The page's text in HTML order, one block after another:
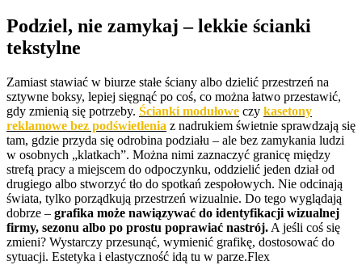
Podziel, nie zamykaj – lekkie ścianki
tekstylne
Zamiast stawiać w biurze stałe ściany albo dzielić przestrzeń na
sztywne boksy, lepiej sięgnąć po coś, co można łatwo przestawić,
gdy zmienią się potrzeby. Ścianki modułowe czy kasetony
reklamowe bez podświetlenia z nadrukiem świetnie sprawdzają się
tam, gdzie przyda się odrobina podziału – ale bez zamykania ludzi
w osobnych „klatkach”. Można nimi zaznaczyć granicę między
strefą pracy a miejscem do odpoczynku, oddzielić jeden dział od
drugiego albo stworzyć tło do spotkań zespołowych. Nie odcinają
świata, tylko porządkują przestrzeń wizualnie. Do tego wyglądają
dobrze – grafika może nawiązywać do identyfikacji wizualnej
firmy, sezonu albo po prostu poprawiać nastrój. A jeśli coś się
zmieni? Wystarczy przesunąć, wymienić grafikę, dostosować do
sytuacji. Estetyka i elastyczność idą tu w parze.Flex